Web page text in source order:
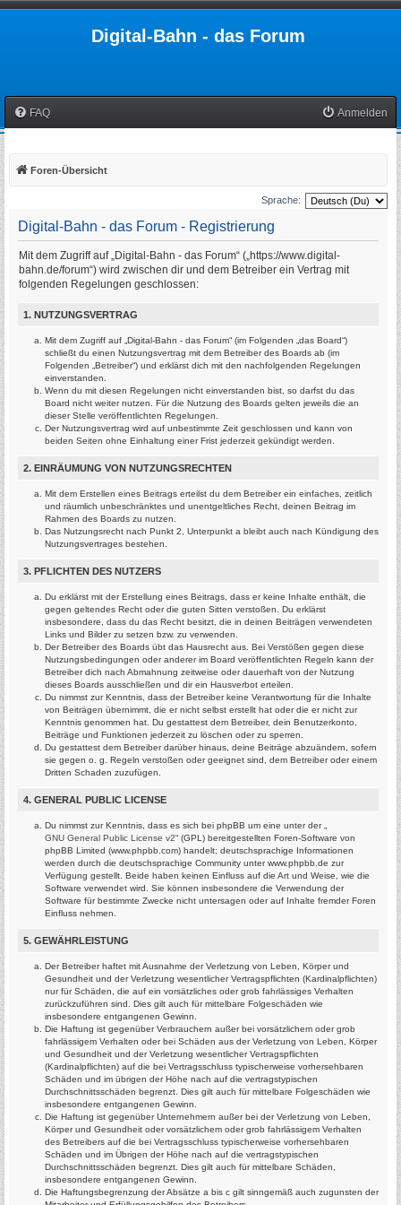
Digital-Bahn - das Forum
FAQ Anmelden
Foren-Übersicht
Sprache:
Digital-Bahn - das Forum - Registrierung
Mit dem Zugriff auf „Digital-Bahn - das Forum“ („https://www.digital-
bahn.de/forum“) wird zwischen dir und dem Betreiber ein Vertrag mit
folgenden Regelungen geschlossen:
1. NUTZUNGSVERTRAG
Mit dem Zugriff auf „Digital-Bahn - das Forum“ (im Folgenden „das Board“)
schließt du einen Nutzungsvertrag mit dem Betreiber des Boards ab (im
Folgenden „Betreiber“) und erklärst dich mit den nachfolgenden Regelungen
einverstanden.
Wenn du mit diesen Regelungen nicht einverstanden bist, so darfst du das
Board nicht weiter nutzen. Für die Nutzung des Boards gelten jeweils die an
dieser Stelle veröffentlichten Regelungen.
Der Nutzungsvertrag wird auf unbestimmte Zeit geschlossen und kann von
beiden Seiten ohne Einhaltung einer Frist jederzeit gekündigt werden.
2. EINRÄUMUNG VON NUTZUNGSRECHTEN
Mit dem Erstellen eines Beitrags erteilst du dem Betreiber ein einfaches, zeitlich
und räumlich unbeschränktes und unentgeltliches Recht, deinen Beitrag im
Rahmen des Boards zu nutzen.
Das Nutzungsrecht nach Punkt 2, Unterpunkt a bleibt auch nach Kündigung des
Nutzungsvertrages bestehen.
3. PFLICHTEN DES NUTZERS
Du erklärst mit der Erstellung eines Beitrags, dass er keine Inhalte enthält, die
gegen geltendes Recht oder die guten Sitten verstoßen. Du erklärst
insbesondere, dass du das Recht besitzt, die in deinen Beiträgen verwendeten
Links und Bilder zu setzen bzw. zu verwenden.
Der Betreiber des Boards übt das Hausrecht aus. Bei Verstößen gegen diese
Nutzungsbedingungen oder anderer im Board veröffentlichten Regeln kann der
Betreiber dich nach Abmahnung zeitweise oder dauerhaft von der Nutzung
dieses Boards ausschließen und dir ein Hausverbot erteilen.
Du nimmst zur Kenntnis, dass der Betreiber keine Verantwortung für die Inhalte
von Beiträgen übernimmt, die er nicht selbst erstellt hat oder die er nicht zur
Kenntnis genommen hat. Du gestattest dem Betreiber, dein Benutzerkonto,
Beiträge und Funktionen jederzeit zu löschen oder zu sperren.
Du gestattest dem Betreiber darüber hinaus, deine Beiträge abzuändern, sofern
sie gegen o. g. Regeln verstoßen oder geeignet sind, dem Betreiber oder einem
Dritten Schaden zuzufügen.
4. GENERAL PUBLIC LICENSE
Du nimmst zur Kenntnis, dass es sich bei phpBB um eine unter der „
GNU General Public License v2“ (GPL) bereitgestellten Foren-Software von
phpBB Limited (www.phpbb.com) handelt; deutschsprachige Informationen
werden durch die deutschsprachige Community unter www.phpbb.de zur
Verfügung gestellt. Beide haben keinen Einfluss auf die Art und Weise, wie die
Software verwendet wird. Sie können insbesondere die Verwendung der
Software für bestimmte Zwecke nicht untersagen oder auf Inhalte fremder Foren
Einfluss nehmen.
5. GEWÄHRLEISTUNG
Der Betreiber haftet mit Ausnahme der Verletzung von Leben, Körper und
Gesundheit und der Verletzung wesentlicher Vertragspflichten (Kardinalpflichten)
nur für Schäden, die auf ein vorsätzliches oder grob fahrlässiges Verhalten
zurückzuführen sind. Dies gilt auch für mittelbare Folgeschäden wie
insbesondere entgangenen Gewinn.
Die Haftung ist gegenüber Verbrauchern außer bei vorsätzlichem oder grob
fahrlässigem Verhalten oder bei Schäden aus der Verletzung von Leben, Körper
und Gesundheit und der Verletzung wesentlicher Vertragspflichten
(Kardinalpflichten) auf die bei Vertragsschluss typischerweise vorhersehbaren
Schäden und im übrigen der Höhe nach auf die vertragstypischen
Durchschnittsschäden begrenzt. Dies gilt auch für mittelbare Folgeschäden wie
insbesondere entgangenen Gewinn.
Die Haftung ist gegenüber Unternehmern außer bei der Verletzung von Leben,
Körper und Gesundheit oder vorsätzlichem oder grob fahrlässigem Verhalten
des Betreibers auf die bei Vertragsschluss typischerweise vorhersehbaren
Schäden und im Übrigen der Höhe nach auf die vertragstypischen
Durchschnittsschäden begrenzt. Dies gilt auch für mittelbare Schäden,
insbesondere entgangenen Gewinn.
Die Haftungsbegrenzung der Absätze a bis c gilt sinngemäß auch zugunsten der